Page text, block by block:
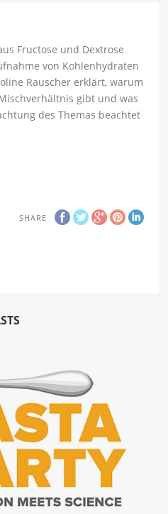
Fructose und Dextrose
von Kohlenhydraten
Rauscher erklärt, warum
gibt und was
des Themas beachtet
SHARE